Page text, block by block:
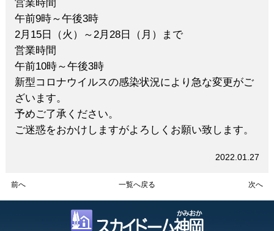
営業時間
午前9時～午後3時
2月15日（火）～2月28日（月）まで
営業時間
午前10時～午後3時
新型コロナウイルスの感染状況により急な変更がご
ざいます。
予めご了承ください。
ご迷惑をおかけしますがよろしくお願い致します。
2022.01.27
前へ 一覧へ戻る 次へ